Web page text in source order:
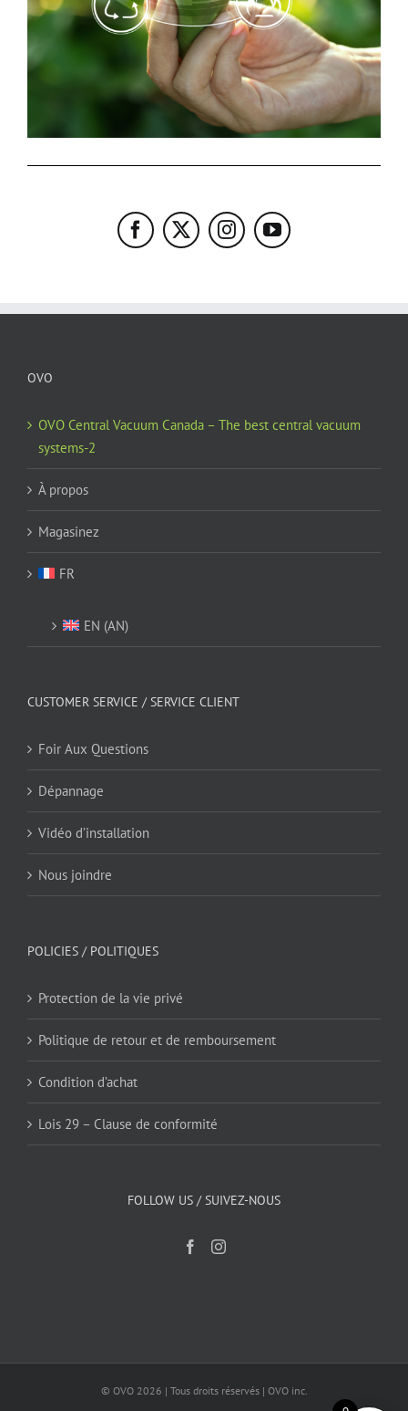
OVO
OVO Central Vacuum Canada – The best central vacuum
systems-2
À propos
Magasinez
FR
EN (AN)
CUSTOMER SERVICE / SERVICE CLIENT
Foir Aux Questions
Dépannage
Vidéo d’installation
Nous joindre
POLICIES / POLITIQUES
Protection de la vie privé
Politique de retour et de remboursement
Condition d’achat
Lois 29 – Clause de conformité
FOLLOW US / SUIVEZ-NOUS
© OVO 2026 | Tous droits réservés | OVO inc.